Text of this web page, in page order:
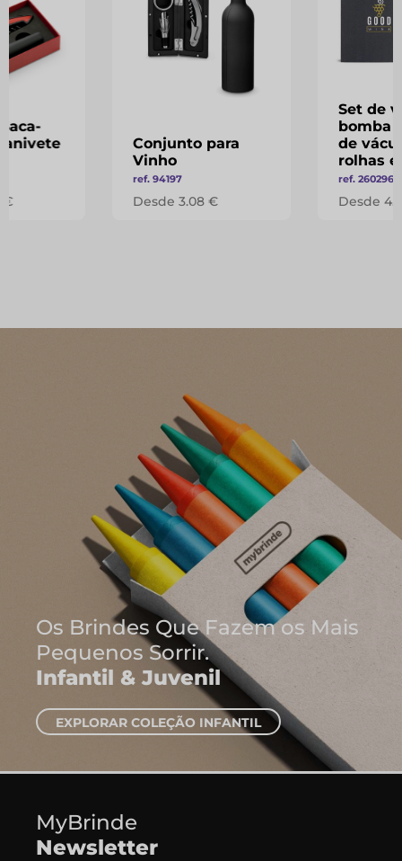
€
Conjunto para
Vinho
ref. 94197
Desde 3.08 €
Set de
bomba
de
rolhas
ref. 260296
Desde
Onde Nascem
Ideias
Cadernos e
EXPLORAR CADERNOS
MyBrinde
Newsletter